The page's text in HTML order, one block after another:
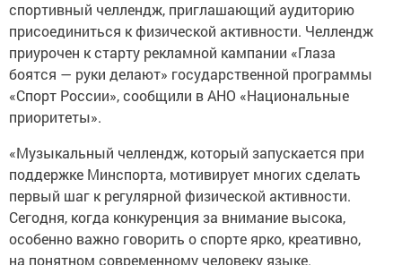
спортивный челлендж, приглашающий аудиторию
присоединиться к физической активности. Челлендж
приурочен к старту рекламной кампании «Глаза
боятся — руки делают» государственной программы
«Спорт России», сообщили в АНО «Национальные
приоритеты».
«Музыкальный челлендж, который запускается при
поддержке Минспорта, мотивирует многих сделать
первый шаг к регулярной физической активности.
Сегодня, когда конкуренция за внимание высока,
особенно важно говорить о спорте ярко, креативно,
на понятном современному человеку языке.